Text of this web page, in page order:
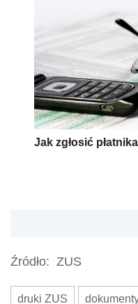
Jak zgłosić
Źródło: ZUS
druki ZUS